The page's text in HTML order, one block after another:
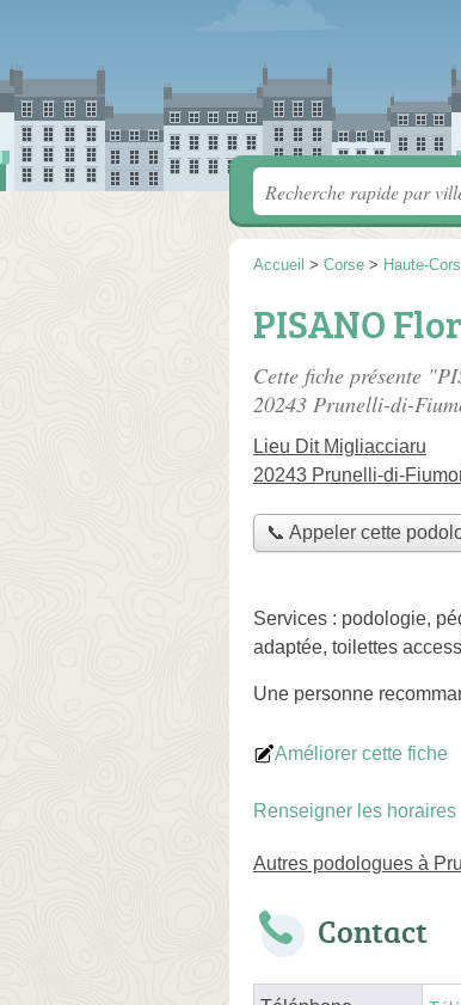
Accueil > Corse > Haute-
PISANO
Cette fiche présente
20243 Prunelli-di-
Lieu Dit Migliacciaru
20243 Prunelli-di-
📞 Appeler cette
Services : podologie,
adaptée, toilettes
Une personne
Améliorer cette fiche
Renseigner les horaires
Autres podologues à
Contact